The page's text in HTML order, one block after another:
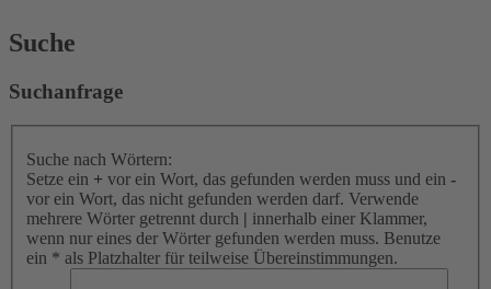
Suche
Suchanfrage
Suche nach Wörtern:
Setze ein + vor ein Wort, das gefunden werden muss und ein -
vor ein Wort, das nicht gefunden werden darf. Verwende
mehrere Wörter getrennt durch | innerhalb einer Klammer,
wenn nur eines der Wörter gefunden werden muss. Benutze
ein * als Platzhalter für teilweise Übereinstimmungen.